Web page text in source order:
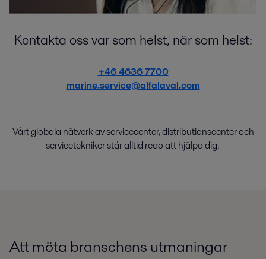
Kontakta oss var som helst, när som helst:
+46 4636 7700
marine.service@alfalaval.com
Vårt globala nätverk avservicecenter,distributionscenteroch
serviceteknikerståralltid redoatthjälpadig.
Att möta branschens utmaningar